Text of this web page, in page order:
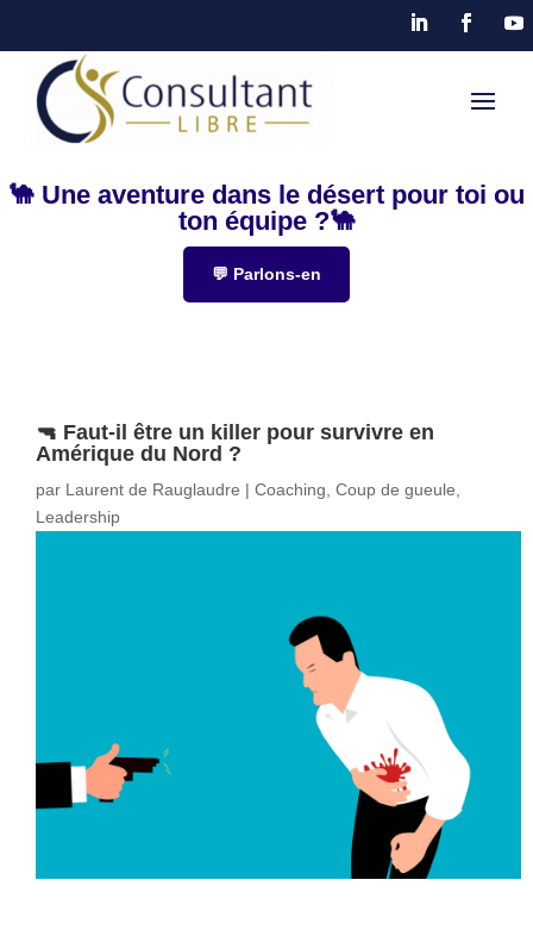
🐪 Une aventure dans le désert pour toi ou
ton équipe ?🐪
💬 Parlons-en
🔫 Faut-il être un killer pour survivre en
Amérique du Nord ?
par Laurent de Rauglaudre | Coaching Coup de gueule
Leadership